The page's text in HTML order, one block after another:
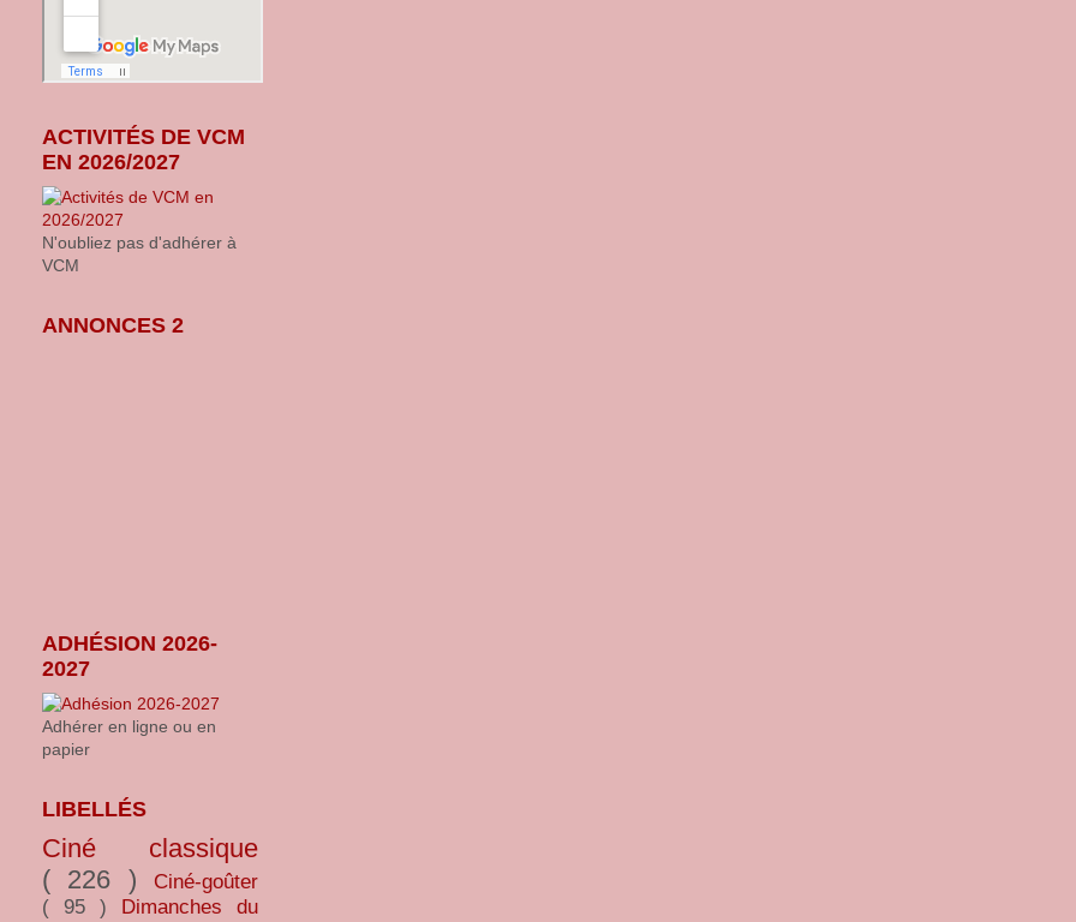
ACTIVITÉS DE VCM
EN 2026/2027
N'oubliez pas d'adhérer à
VCM
ANNONCES 2
ADHÉSION 2026-
2027
Adhérer en ligne ou en
papier
LIBELLÉS
Ciné classique
( 226 )
Ciné-goûter
( 95 ) Dimanches du